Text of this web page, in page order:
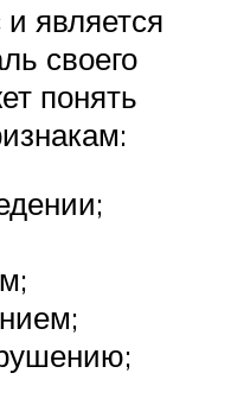
является
своего
понять